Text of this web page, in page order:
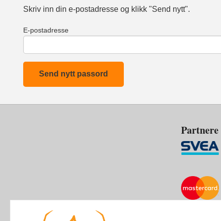
Skriv inn din e-postadresse og klikk "Send nytt".
E-postadresse
Partnere